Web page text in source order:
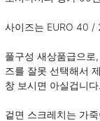
사이즈는 EURO 40 /
풀구성 새상품급으
즈를 잘못 선택해서
창 보시면 아실겁니다.
겉면 스크레치는 가